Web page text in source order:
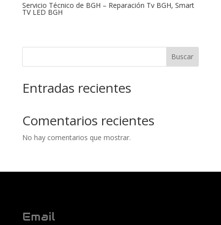
Servicio Técnico de BGH – Reparación Tv BGH, Smart
TV LED BGH
Buscar
Entradas recientes
Comentarios recientes
No hay comentarios que mostrar.
Email